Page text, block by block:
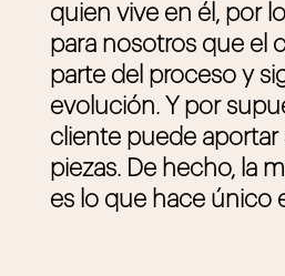
quien vive en él, por
para nosotros que el
parte del proceso y
evolución. Y por
cliente puede aportar
piezas. De hecho, la
es lo que hace único